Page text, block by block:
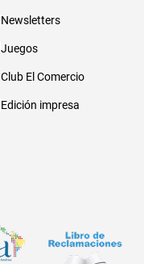
Newsletters
Juegos
Club El Comercio
Edición impresa